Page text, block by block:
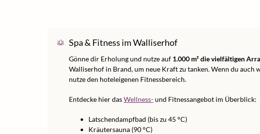
Spa & Fitness im Walliserhof
Gönne dir Erholung und nutze auf 1.000 m² die vielfältigen
Walliserhof in Brand, um neue Kraft zu tanken. Wenn du auch
nutze den hoteleigenen Fitnessbereich.
Entdecke hier dasWellness-und Fitnessangebot im Überblick:
Latschendampfbad (bis zu 45 °C)
Kräutersauna (90 °C)